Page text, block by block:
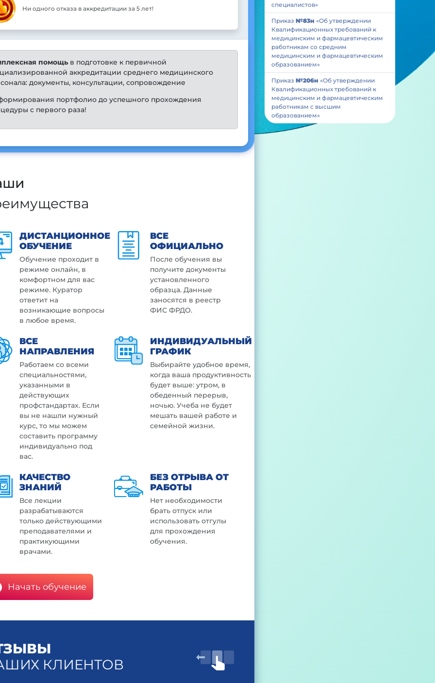
Ни одного отказа в аккредитации за 5 лет!
помощь в подготовке к первичной
аккредитации среднего медицинского
документы, консультации, сопровождение
портфолио до успешного прохождения
с первого раза!
ДИСТАНЦИОННОЕ
ОБУЧЕНИЕ
Обучение проходит в
режиме онлайн, в
комфортном для вас
режиме. Куратор
ответит на
возникающие вопросы
в любое время.
ВСЕ
ОФИЦИАЛЬНО
После обучения вы
получите документы
установленного
образца. Данные
заносятся в реестр
ФИС ФРДО.
ВСЕ
НАПРАВЛЕНИЯ
Работаем со всеми
специальностями,
указанными в
действующих
профстандартах. Если
вы не нашли нужный
курс, то мы можем
составить программу
индивидуально под
вас.
ИНДИВИДУАЛЬНЫЙ
ГРАФИК
Выбирайте удобное время,
когда ваша продуктивность
будет выше: утром, в
обеденный перерыв,
ночью. Учеба не будет
мешать вашей работе и
семейной жизни.
КАЧЕСТВО
ЗНАНИЙ
Все лекции
разрабатываются
только действующими
преподавателями и
практикующими
врачами.
БЕЗ ОТРЫВА ОТ
РАБОТЫ
Нет необходимости
брать отпуск или
использовать отгулы
для прохождения
обучения.
Начать обучение
КЛИЕНТОВ
специалистов»
Приказ №83н «Об утверждении
Квалификационных требований к
медицинским и фармацевтическим
работникам со средним
медицинским и фармацевтическим
образованием»
Приказ №206н «Об утверждении
Квалификационных требований к
медицинским и фармацевтическим
работникам с высшим
образованием»